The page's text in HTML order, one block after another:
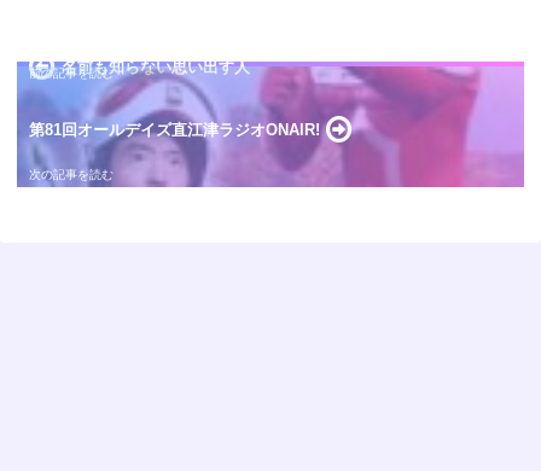
名前も知らない思い出す人
第81回オールデイズ直江津ラジオONAIR!